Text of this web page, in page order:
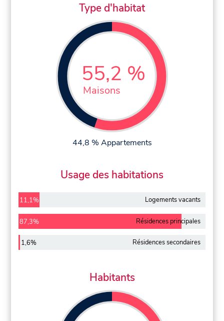
Type d'habitat
55,2 %
Maisons
44,8 % Appartements
Usage des habitations
11,1% Logements vacants
87,3% Résidences principales
1,6% Résidences secondaires
Habitants